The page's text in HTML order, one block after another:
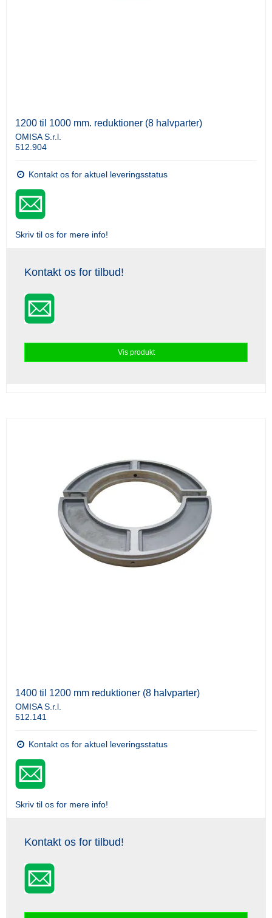
1200 til 1000 mm. reduktioner (8 halvparter)
OMISA S.r.l.
512.904
Kontakt os for aktuel leveringsstatus
Skriv til os for mere info!
Kontakt os for tilbud!
Vis produkt
1400 til 1200 mm reduktioner (8 halvparter)
OMISA S.r.l.
512.141
Kontakt os for aktuel leveringsstatus
Skriv til os for mere info!
Kontakt os for tilbud!